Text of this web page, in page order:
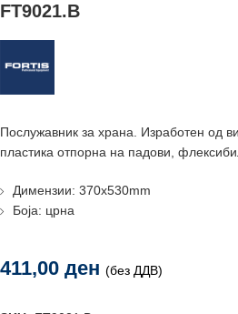
FT9021.B
Послужавник за храна. Изработен од
пластика отпорна на падови,
Димензии: 370х530mm
Боја: црна
411,00 ден (без ДДВ)